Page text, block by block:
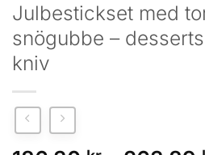
Julbestickset med
snögubbe –
kniv